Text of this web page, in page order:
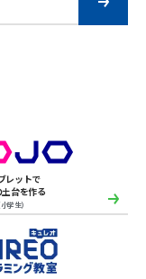
レットで
台を作る
小学生）